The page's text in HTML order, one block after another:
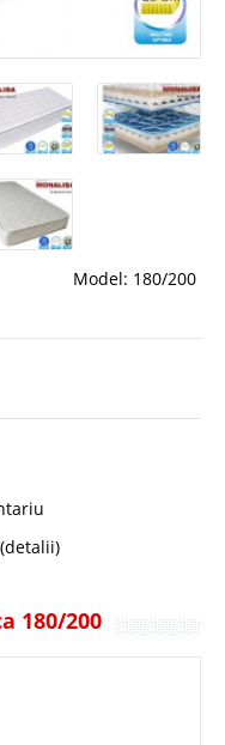
Model: 180/200
(detalii)
180/200